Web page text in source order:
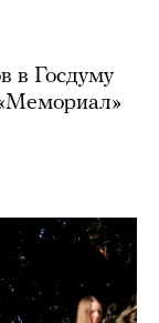
в Госдуму